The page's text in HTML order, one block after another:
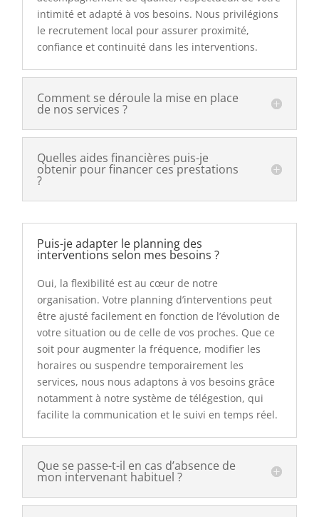
intimité et adapté à vos besoins. Nous privilégions
le recrutement local pour assurer proximité,
confiance et continuité dans les interventions.
Comment se déroule la mise en place
de nos services ?
Quelles aides financières puis-je
obtenir pour financer ces prestations
?
Puis-je adapter le planning des
interventions selon mes besoins ?
Oui, la flexibilité est au cœur de notre
organisation. Votre planning d’interventions peut
être ajusté facilement en fonction de l’évolution de
votre situation ou de celle de vos proches. Que ce
soit pour augmenter la fréquence, modifier les
horaires ou suspendre temporairement les
services, nous nous adaptons à vos besoins grâce
notamment à notre système de télégestion, qui
facilite la communication et le suivi en temps réel.
Que se passe-t-il en cas d’absence de
mon intervenant habituel ?